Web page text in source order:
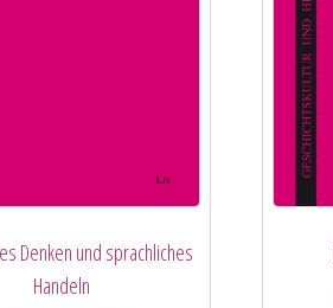
Denken und sprachliches
Handeln